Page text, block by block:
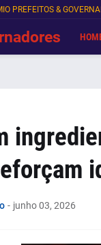
PREFEITOS &
- junho 03, 2026